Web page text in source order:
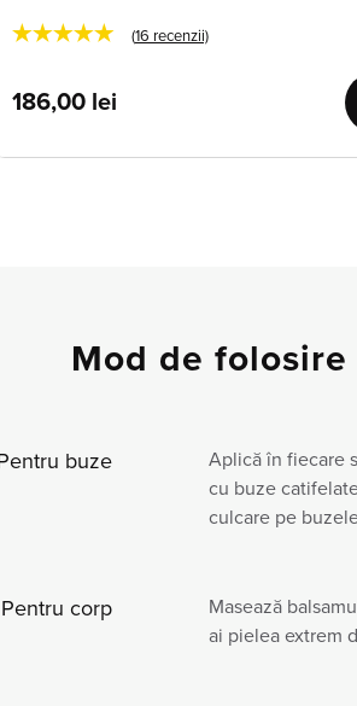
★★★★★ (16 recenzii)
186,00 lei
Mod de folosire
buze
Aplică în fiecare
cu buze
culcare pe
Pentru corp
Masează
ai pielea extrem